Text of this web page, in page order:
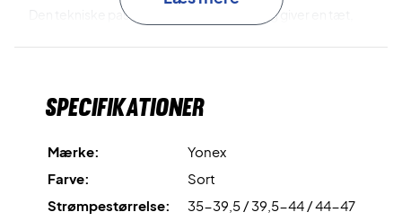
Den tekniske pasform mindsker friktion og giver en tæt,
Vælg Yonex VA Sport Crew Socks Black og mærk
Farve: Black
nylon, 2% polyurethan
Specifikationer
Mærke:
Yonex
Farve:
Sort
Strømpestørrelse:
35-39,5 / 39,5-44 / 44-47